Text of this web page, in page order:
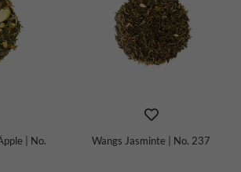
| No.
Wangs Jasminte | No. 237